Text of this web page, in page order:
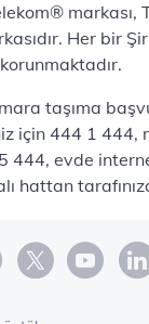
markası,
Her bir
korunmaktadır.
taşıma
için 444 1 444,
444, evde
hattan